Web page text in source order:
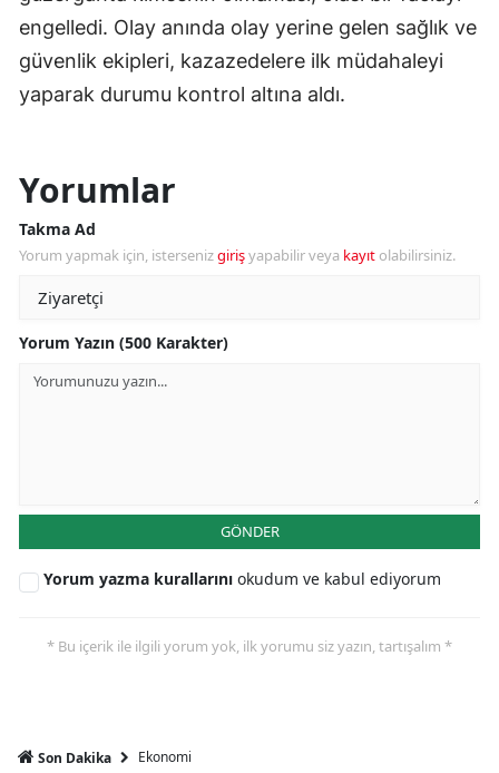
engelledi. Olay anında olay yerine gelen sağlık ve
güvenlik ekipleri, kazazedelere ilk müdahaleyi
yaparak durumu kontrol altına aldı.
Yorumlar
Takma Ad
Yorum yapmak için, istersenizgirişyapabilir veya kayıt olabilirsiniz.
Yorum Yazın (500 Karakter)
GÖNDER
Yorum yazma kurallarını okudum ve kabul ediyorum
* Bu içerik ile ilgili yorum yok, ilk yorumu siz yazın, tartışalım *
Son Dakika Ekonomi